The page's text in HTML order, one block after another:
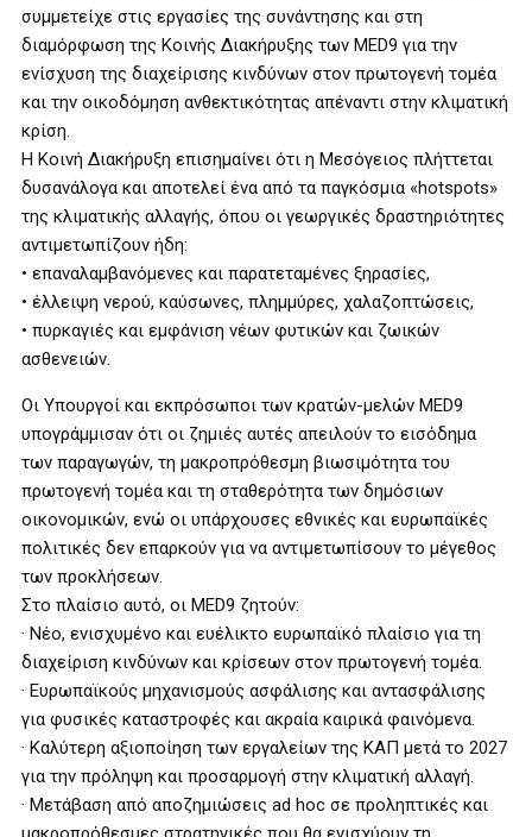
συμμετείχε στις εργασίες της συνάντησης και στη
διαμόρφωση της Κοινής Διακήρυξης των MED9 για την
ενίσχυση της διαχείρισης κινδύνων στον πρωτογενή τομέα
και την οικοδόμηση ανθεκτικότητας απέναντι στην κλιματική
κρίση.
Η Κοινή Διακήρυξη επισημαίνει ότι η Μεσόγειος πλήττεται
δυσανάλογα και αποτελεί ένα από τα παγκόσμια «hotspots»
της κλιματικής αλλαγής, όπου οι γεωργικές δραστηριότητες
αντιμετωπίζουν ήδη:
• επαναλαμβανόμενες και παρατεταμένες ξηρασίες,
• έλλειψη νερού, καύσωνες, πλημμύρες, χαλαζοπτώσεις,
• πυρκαγιές και εμφάνιση νέων φυτικών και ζωικών
ασθενειών.
Οι Υπουργοί και εκπρόσωποι των κρατών-μελών MED9
υπογράμμισαν ότι οι ζημιές αυτές απειλούν το εισόδημα
των παραγωγών, τη μακροπρόθεσμη βιωσιμότητα του
πρωτογενή τομέα και τη σταθερότητα των δημόσιων
οικονομικών, ενώ οι υπάρχουσες εθνικές και ευρωπαϊκές
πολιτικές δεν επαρκούν για να αντιμετωπίσουν το μέγεθος
των προκλήσεων.
Στο πλαίσιο αυτό, οι MED9 ζητούν:
· Νέο, ενισχυμένο και ευέλικτο ευρωπαϊκό πλαίσιο για τη
διαχείριση κινδύνων και κρίσεων στον πρωτογενή τομέα.
· Ευρωπαϊκούς μηχανισμούς ασφάλισης και αντασφάλισης
για φυσικές καταστροφές και ακραία καιρικά φαινόμενα.
· Καλύτερη αξιοποίηση των εργαλείων της ΚΑΠ μετά το 2027
για την πρόληψη και προσαρμογή στην κλιματική αλλαγή.
· Μετάβαση από αποζημιώσεις ad hoc σε προληπτικές και